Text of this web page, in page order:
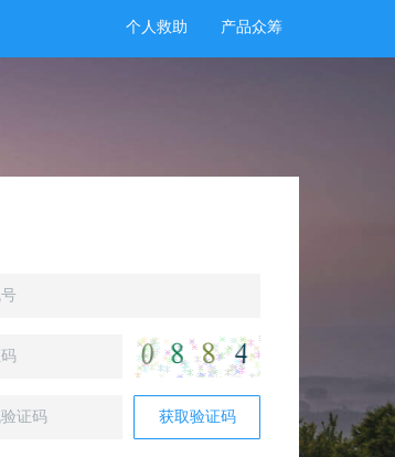
个人救助 产品众筹
获取验证码